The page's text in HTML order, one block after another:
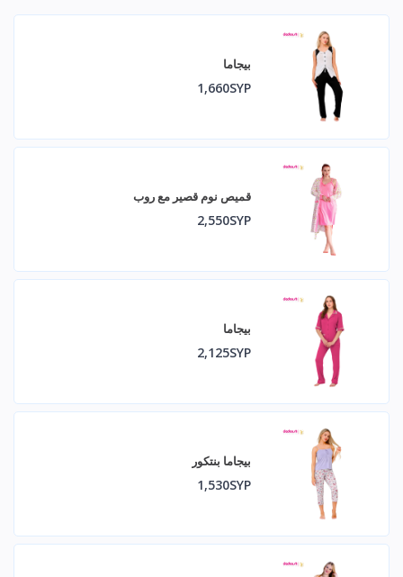
بيجاما
1,660SYP
قميص نوم قصير مع روب
2,550SYP
بيجاما
2,125SYP
بيجاما بنتكور
1,530SYP